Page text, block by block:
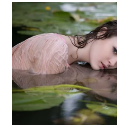
WAHANA
NEWS
WAHANA
TANI
WAHANA